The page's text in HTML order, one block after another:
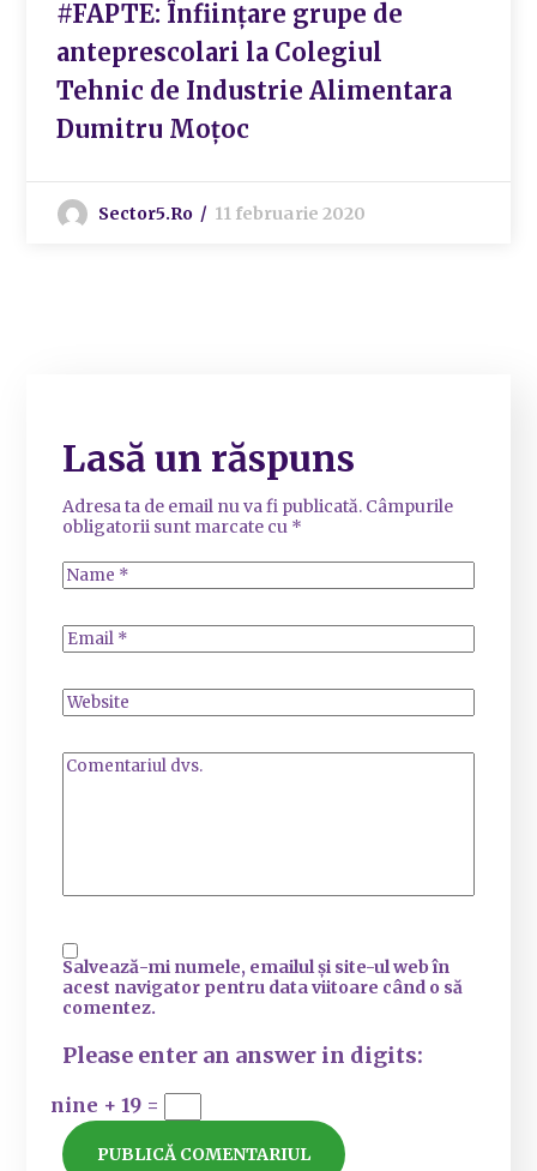
#FAPTE: Înființare grupe de
anteprescolari la Colegiul
Tehnic de Industrie Alimentara
Dumitru Moțoc
Sector5.ro 11 februarie 2020
Lasă un răspuns
Adresa ta de email nu va fi publicată. Câmpurile
obligatorii sunt marcate cu *
Salvează-mi numele, emailul și site-ul web în
acest navigator pentru data viitoare când o să
comentez.
Please enter an answer in digits:
nine + 19 =